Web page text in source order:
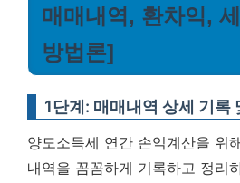
매매내역, 환차익,
방법론]
1단계: 매매내역 상세 기록
양도소득세 연간 손익계산을 위
내역을 꼼꼼하게 기록하고 정리